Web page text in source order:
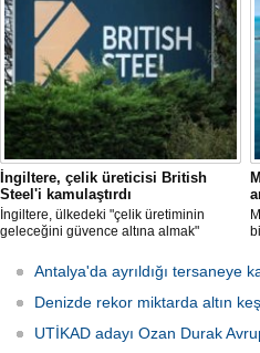
özelleştirilmesine yönelik ihaleyle
ilgileniyor.
İngiltere, çelik üreticisi British
Steel'i kamulaştırdı
İngiltere, ülkedeki "çelik üretiminin
geleceğini güvence altına almak"
bünyesindeki çelik üreticisi British
Steel'i kamulaştırdı.
Antalya'da ayrıldığı tersaneye
Denizde rekor miktarda altın
UTİKAD adayı Ozan Durak